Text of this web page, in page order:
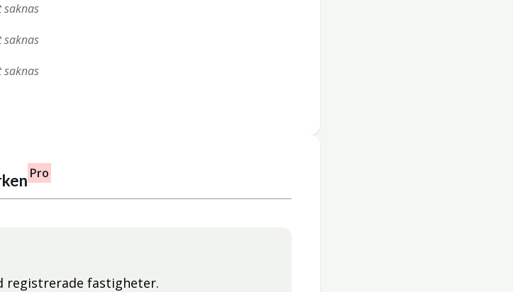
saknas
saknas
saknas
Pro
registrerade fastigheter.